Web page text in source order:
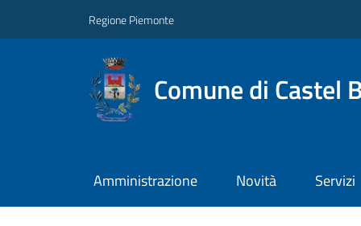
Regione Piemonte
Comune di Castel
Amministrazione Novità Servizi